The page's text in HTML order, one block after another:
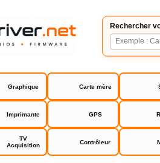
Rechercher
Graphique Carte mère
Imprimante GPS
TV
Acquisition
Contrôleur
Saitek Cyborg Evo driver